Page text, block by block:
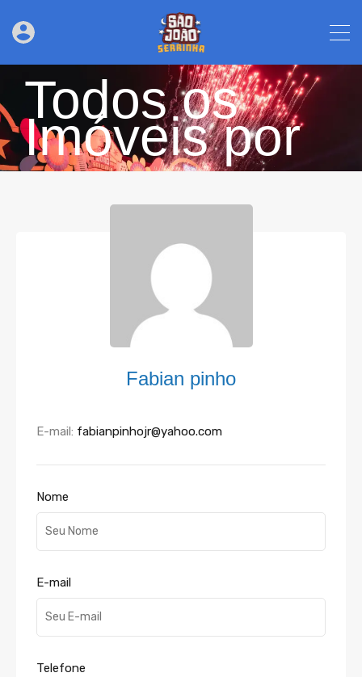
Todos os
Imóveis por
Fabian pinho
E-mail: fabianpinhojr@yahoo.com
Nome
E-mail
Telefone